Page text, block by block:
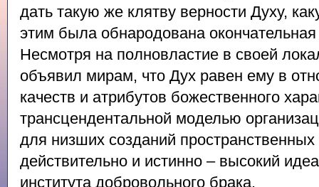
дать такую же клятву верности Духу,
этим была обнародована
Несмотря на полновластие в своей
объявил мирам, что Дух равен ему в
качеств и атрибутов божественного
трансцендентальной моделью
для низших созданий
действительно и истинно – высокий
института добровольного брака.